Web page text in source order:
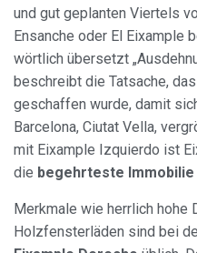
und gut geplanten Viertels
Ensanche oder El Eixample
wörtlich übersetzt
beschreibt die Tatsache,
geschaffen wurde, damit
Barcelona, Ciutat Vella,
mit Eixample Izquierdo ist
die begehrteste Immobilie
Merkmale wie herrlich hohe
Holzfensterläden sind bei